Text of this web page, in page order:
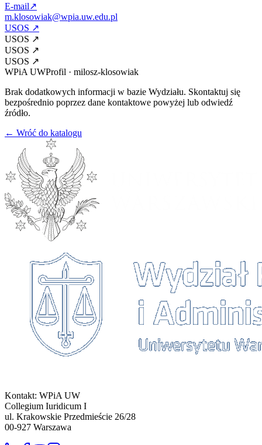
E-mail↗
m.klosowiak@wpia.uw.edu.pl
USOS ↗
USOS ↗
USOS ↗
USOS ↗
WPiA UWProfil · milosz-klosowiak
Brak dodatkowych informacji w bazie Wydziału. Skontaktuj się
bezpośrednio poprzez dane kontaktowe powyżej lub odwiedź
źródło.
← Wróć do katalogu
Kontakt: WPiA UW
Collegium Iuridicum I
ul. Krakowskie Przedmieście 26/28
00-927 Warszawa